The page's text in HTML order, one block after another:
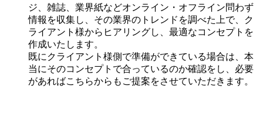
ジ、雑誌、業界紙などオンライン・オフライン問わず
情報を収集し、その業界のトレンドを調べた上で、ク
ライアント様からヒアリングし、最適なコンセプトを
作成いたします。
既にクライアント様側で準備ができている場合は、本
当にそのコンセプトで合っているのか確認をし、必要
があればこちらからもご提案をさせていただきます。